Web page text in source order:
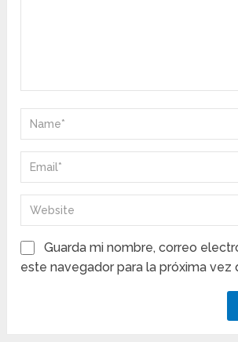
Guarda mi nombre, correo
este navegador para la próxima vez